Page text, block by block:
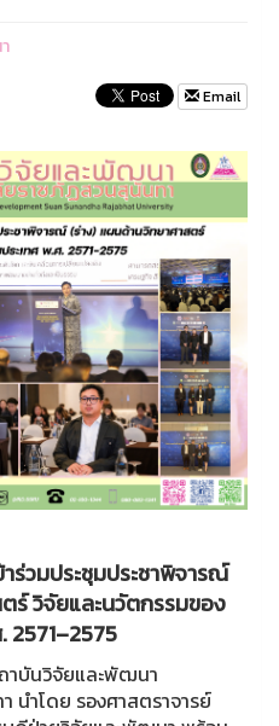
Email
ร่วมประชุมประชาพิจารณ์
ร์ วิจัยและนวัตกรรมของ
2571–2575
าบันวิจัยและพัฒนา
นำโดย รองศาสตราจารย์